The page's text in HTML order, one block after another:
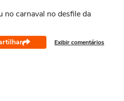
no carnaval no desfile da
Exibir comentários